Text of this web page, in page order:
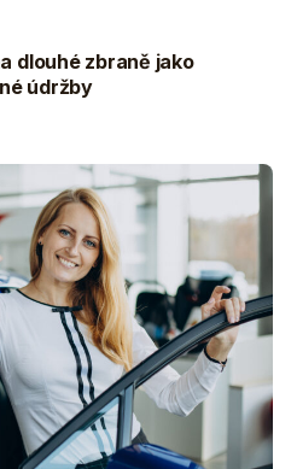
dlouhé zbraně jako
údržby